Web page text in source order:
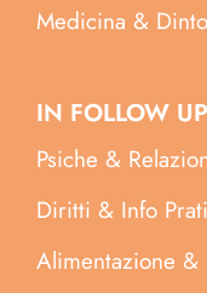
Medicina &
IN FOLLOW UP
Psiche &
Diritti & Info
Alimentazione &